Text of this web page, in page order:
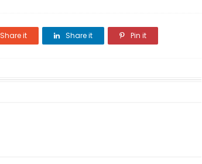
Share it Share it Pin it